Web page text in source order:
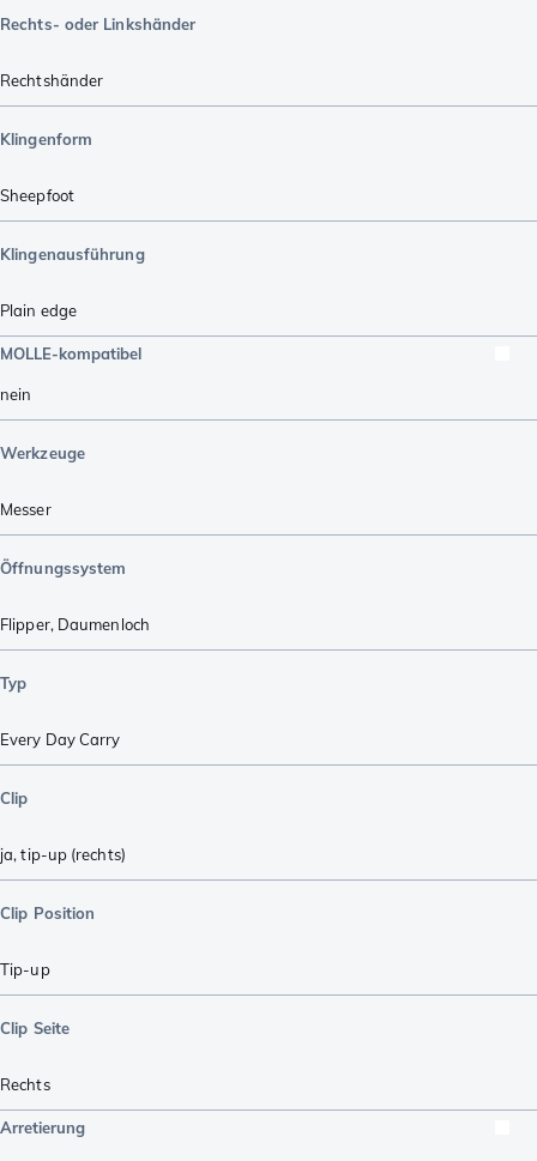
Rechts- oder Linkshänder
Rechtshänder
Klingenform
Sheepfoot
Klingenausführung
Plain edge
MOLLE-kompatibel
nein
Werkzeuge
Messer
Öffnungssystem
Flipper, Daumenloch
Typ
Every Day Carry
Clip
ja, tip-up (rechts)
Clip Position
Tip-up
Clip Seite
Rechts
Arretierung